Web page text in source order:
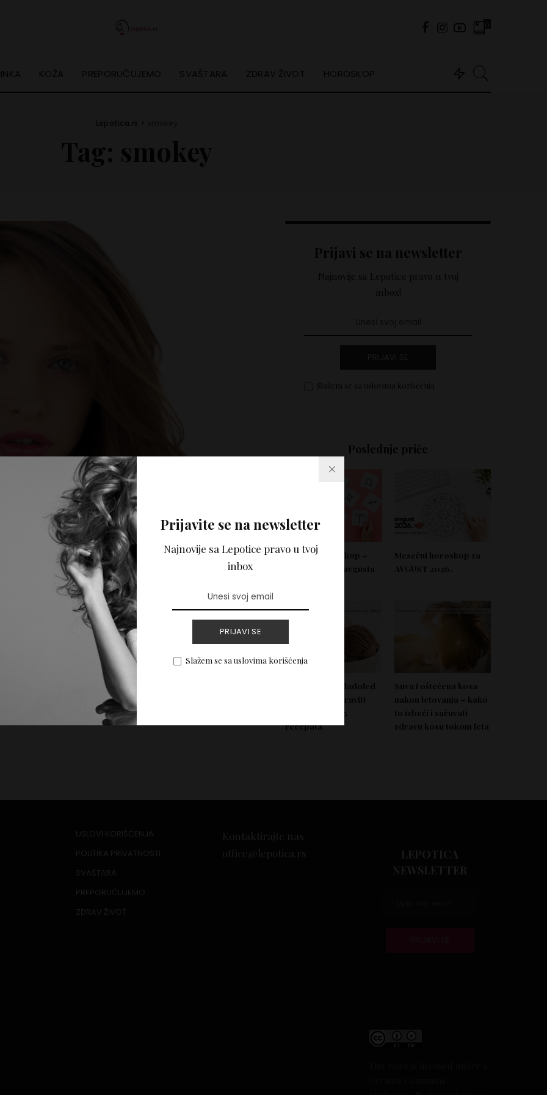
Prijavite se na newsletter
Najnovije sa Lepotice pravo u tvoj
inbox
PRIJAVI SE
Slažem se sa uslovima korišćenja
KOŽA PREPORUČUJEMO SVAŠTARA ZDRAV ŽIVOT HOROSKOP
bolje obrve
PROČITAJ VIŠE
Prijavi se na newsletter
Najnovije sa Lepotice pravo u tvoj
inbox!
Slažem se sa uslovima korišćenja
Poslednje priče
Nedeljni horoskop –
Od 03. do 09. avgusta
Mesečni horoskop za
AVGUST 2026.
Domać zdrav sladoled
koji možeš napraviti
bez aparata – 5
recepata
Suva i oštećena kosa
nakon letovanja – kako
to izbeći i sačuvati
zdravu kosu tokom leta
USLOVI KORIŠĆENJA
POLITIKA PRIVATNOSTI
SVAŠTARA
PREPORUČUJEMO
ZDRAV ŽIVOT
Kontaktirajte nas
office@lepotica.rs
LEPOTICA
NEWSLETTER